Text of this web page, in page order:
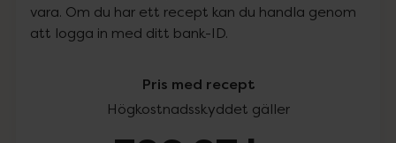
vara. Om du har ett recept kan du handla genom
att logga in med ditt bank-ID.
Pris med recept
Högkostnadsskyddet gäller